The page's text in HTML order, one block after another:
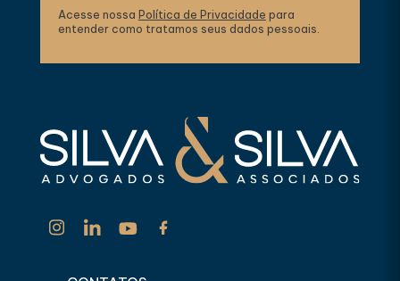
Acesse nossa Política de Privacidade para
entender como tratamos seus dados pessoais.